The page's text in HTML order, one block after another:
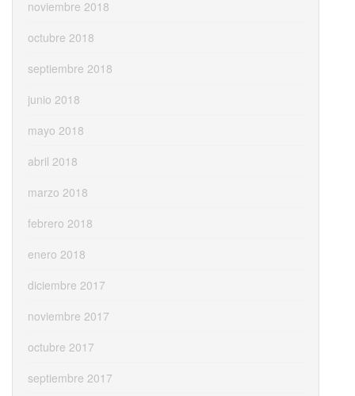
noviembre 2018
octubre 2018
septiembre 2018
junio 2018
mayo 2018
abril 2018
marzo 2018
febrero 2018
enero 2018
diciembre 2017
noviembre 2017
octubre 2017
septiembre 2017